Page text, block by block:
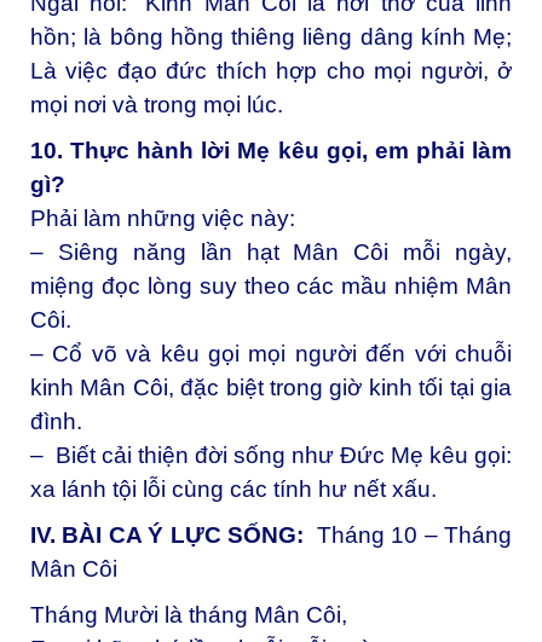
hồn; là bông hồng thiêng liêng dâng kính Mẹ;
Là việc đạo đức thích hợp cho mọi người, ở
mọi nơi và trong mọi lúc.
10. Thực hành lời Mẹ kêu gọi, em phải làm
gì?
Phải làm những việc này:
– Siêng năng lần hạt Mân Côi mỗi ngày,
miệng đọc lòng suy theo các mầu nhiệm Mân
Côi.
– Cổ võ và kêu gọi mọi người đến với chuỗi
kinh Mân Côi, đặc biệt trong giờ kinh tối tại gia
đình.
– Biết cải thiện đời sống như Đức Mẹ kêu gọi:
xa lánh tội lỗi cùng các tính hư nết xấu.
IV. BÀI CA Ý LỰC SỐNG: Tháng 10 – Tháng
Mân Côi
Tháng Mười là tháng Mân Côi,